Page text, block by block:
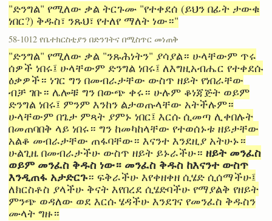
"ድንግል" የሚለው ቃል ትርጉሙ "የተቀደሰ (ይህን በፊት ታውቁ
ነበር?) ቅዱስ፣ ንጹህ፣ የተለየ ማለት ነው።"
58-1012 የቤተክርስቲያን በድንገትና በሚስጥር መነጠቅ
"ድንግል" የሚለው ቃል "ንጹሕነትን" ያሳያል። ሁላቸውም ጥሩ
ሰዎች ነበሩ፤ ሁላቸውም ድንግል ነበሩ፤ ለእግዚአብሔር የተቀደሱ
ዕቃዎች። ነገር ግን በመብራታቸው ውስጥ ዘይት የነበራቸው
ብቻ ገቡ። ሌሎቹ ግን በውጭ ቀሩ። ሁሉም ቆነጃጅት ወይም
ድንግል ነበሩ፤ ምንም እንከን ልታወጡላቸው አትችሉም።
ሁላቸውም በጌታ ምጻት ያምኑ ነበር፤ እርሱ ሲመጣ ሊቀበሉት
በመጠባበቅ ላይ ነበሩ። ግን ከመካከላቸው የተወሰኑቱ ዘይታቸው
አልቆ መብራታቸው ጠፋባቸው። እናንተ እንደዚያ አትሁኑ።
ሁልጊዜ በመብራታችሁ ውስጥ ዘይት ይኑራችሁ። ዘይት መንፈስ
ወይም መንፈስ ቅዱስ ነው። መንፈስ ቅዱስ ከእናንተ ውስጥ
እንዲጠፋ አታድርጉ። ፍቅራችሁ እየቀዘቀዘ ሲሄድ ሲሰማችሁ፤
ለክርስቶስ ያላችሁ ቅናት እየበረደ ሲሄድባችሁ የማያልቅ የዘይት
ምንጭ ወዳለው ወደ እርሱ ሄዳችሁ እንደገና የመንፈስ ቅዱስን
ሙላት ግዙ።